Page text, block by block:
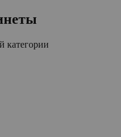
категории